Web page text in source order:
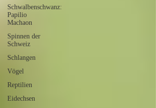
Schwalbenschwanz:
Papilio
Machaon
Spinnen der
Schweiz
Schlangen
Vögel
Reptilien
Eidechsen